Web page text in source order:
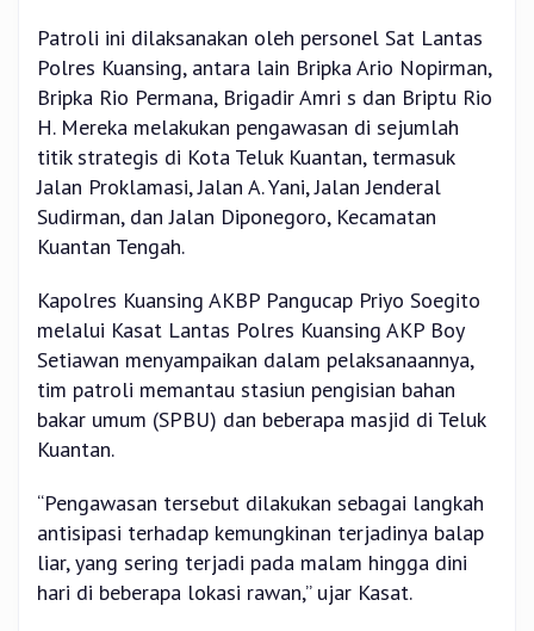
Patroli ini dilaksanakan oleh personel Sat Lantas
Polres Kuansing, antara lain Bripka Ario Nopirman,
Bripka Rio Permana, Brigadir Amri s dan Briptu Rio
H. Mereka melakukan pengawasan di sejumlah
titik strategis di Kota Teluk Kuantan, termasuk
Jalan Proklamasi, Jalan A. Yani, Jalan Jenderal
Sudirman, dan Jalan Diponegoro, Kecamatan
Kuantan Tengah.
Kapolres Kuansing AKBP Pangucap Priyo Soegito
melalui Kasat Lantas Polres Kuansing AKP Boy
Setiawan menyampaikan dalam pelaksanaannya,
tim patroli memantau stasiun pengisian bahan
bakar umum (SPBU) dan beberapa masjid di Teluk
Kuantan.
“Pengawasan tersebut dilakukan sebagai langkah
antisipasi terhadap kemungkinan terjadinya balap
liar, yang sering terjadi pada malam hingga dini
hari di beberapa lokasi rawan,” ujar Kasat.